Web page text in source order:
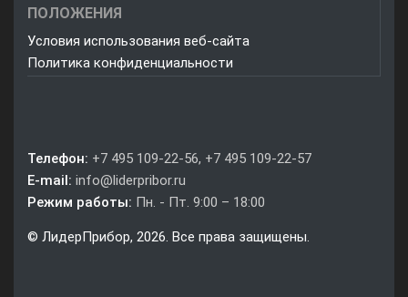
ПОЛОЖЕНИЯ
Условия использования веб-сайта
Политика конфиденциальности
Телефон: +7 495 109-22-56, +7 495 109-22-57
E-mail: info@liderpribor.ru
Режим работы: Пн. - Пт. 9:00 – 18:00
© ЛидерПрибор, 2026. Все права защищены.